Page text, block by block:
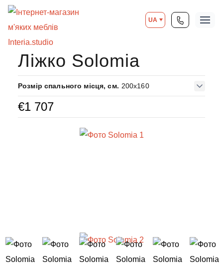
UA
Ліжко Solomia
Розмір спального місця, см. 200x160
€1 707